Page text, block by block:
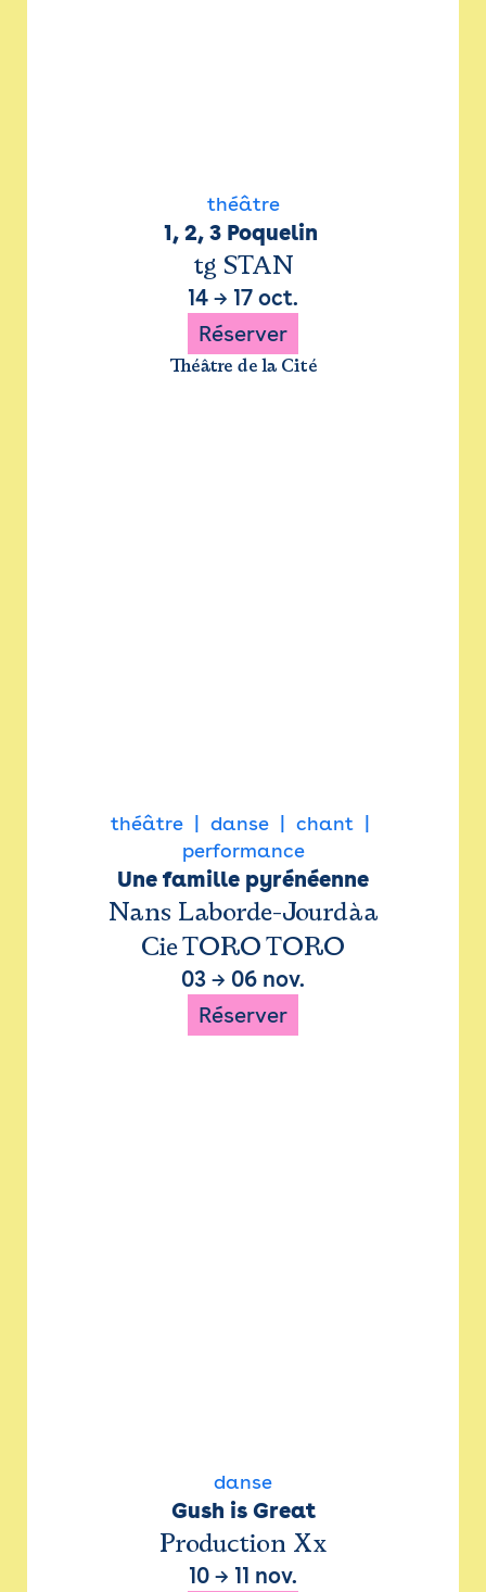
théâtre
1, 2, 3 Poquelin
tg STAN
14 → 17 oct.
Réserver
Théâtre de la Cité
théâtre danse
chant
performance
Une famille pyrénéenne
Nans Laborde-Jourdàa
Cie TORO TORO
03 → 06 nov.
Réserver
danse
Gush is Great
Production Xx
10 → 11 nov.